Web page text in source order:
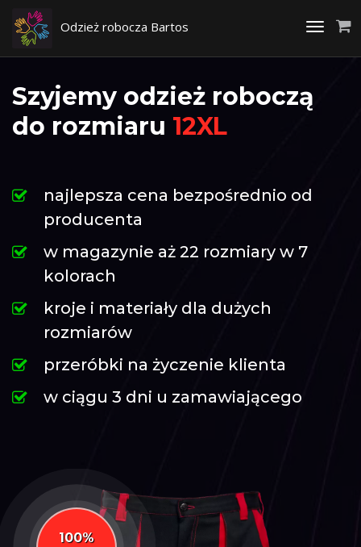
Toggle
Odzież robocza Bartos
Szyjemy odzież roboczą
do rozmiaru 12XL
najlepsza cena bezpośrednio od
producenta
w magazynie aż 22 rozmiary w 7
kolorach
kroje i materiały dla dużych
rozmiarów
przeróbki na życzenie klienta
w ciągu 3 dni u zamawiającego
100%